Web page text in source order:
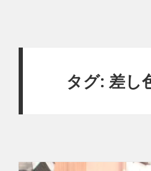
タグ:差し